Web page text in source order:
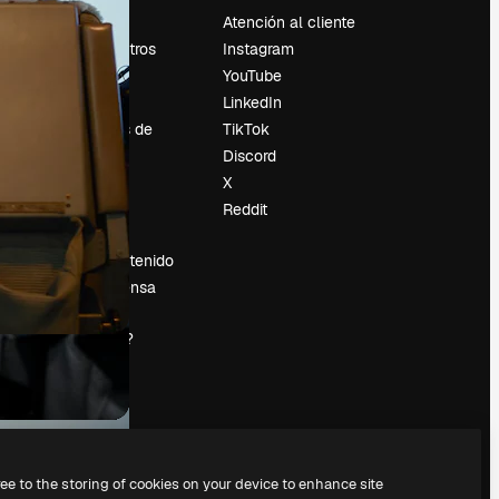
Precios
Sobre nosotros
Tendencias de
Eventos
Slidesgo
Vender contenido
Sala de prensa
¿Buscas
magnific.ai?
Atención al cliente
Instagram
YouTube
LinkedIn
TikTok
Discord
X
Reddit
to the storing of cookies on your device to enhance site